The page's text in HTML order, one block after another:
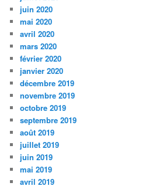
juin 2020
mai 2020
avril 2020
mars 2020
février 2020
janvier 2020
décembre 2019
novembre 2019
octobre 2019
septembre 2019
août 2019
juillet 2019
juin 2019
mai 2019
avril 2019